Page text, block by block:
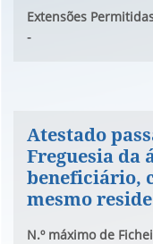
Extensões
-
Atestado
Freguesia da
beneficiário,
mesmo
N.º máximo de